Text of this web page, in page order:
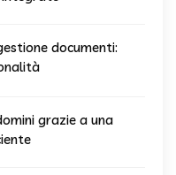
documenti:
grazie a una